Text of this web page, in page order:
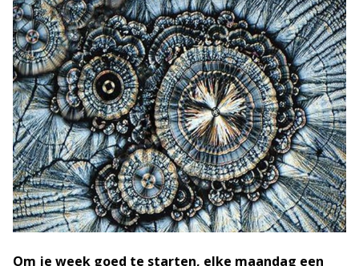
Om je week goed te starten, elke maandag een